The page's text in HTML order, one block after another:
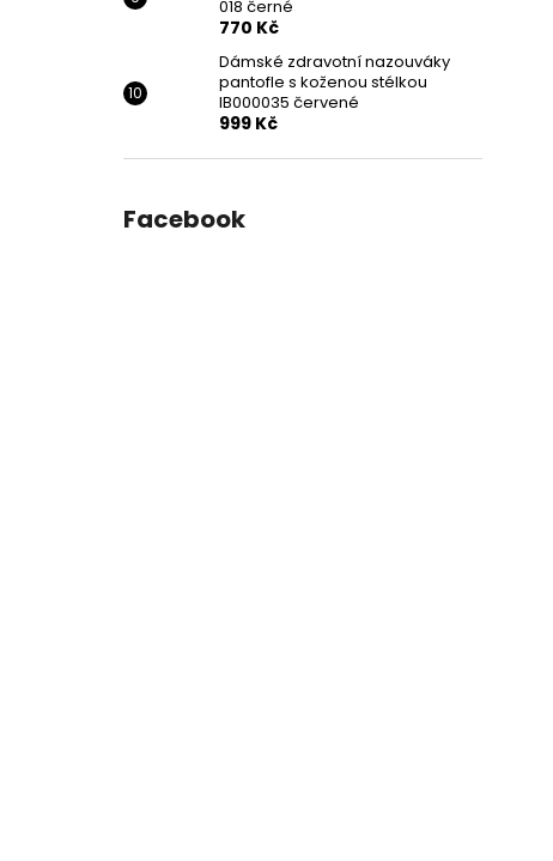
018 černé
770 Kč
Dámské zdravotní nazouváky
pantofle s koženou stélkou
IB000035 červené
999 Kč
Facebook